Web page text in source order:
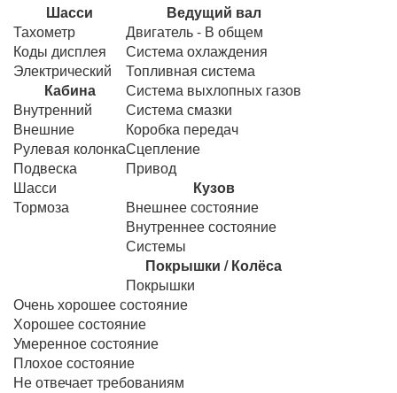
Шасси
Ведущий вал
Тахометр
Двигатель - В общем
Коды дисплея
Система охлаждения
Электрический
Топливная система
Кабина
Система выхлопных газов
Внутренний
Система смазки
Внешние
Коробка передач
Рулевая колонкаСцепление
Подвеска
Привод
Шасси
Кузов
Тормоза
Внешнее состояние
Внутреннее состояние
Системы
Покрышки / Колёса
Покрышки
Очень хорошее состояние
Хорошее состояние
Умеренное состояние
Плохое состояние
Не отвечает требованиям